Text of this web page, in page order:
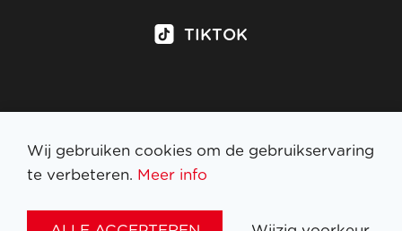
TIKTOK
Inschrijven op nieuwsbrief
Wij gebruiken cookies om de gebruikservaring
te verbeteren. Meer info